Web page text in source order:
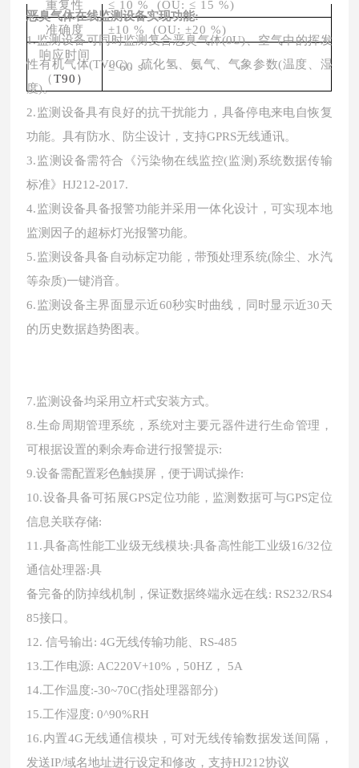
重复性
≤ 10 % (OU: ≤ 15 %)
准确度
±10 % (OU: ±20 %)
响应时间
（T90）
≤ 60 s
恶臭气体在线监测设备实现功能:
1.监测设备可同时监测复合恶臭气体(0U)、空气中的挥发
性有机气体(TV0C)、硫化氢、氨气、气象参数(温度、湿
度)。
2.监测设备具有良好的抗干扰能力，具备停电来电自恢复
功能。具有防水、防尘设计，支持GPRS无线通讯。
3.监测设备需符合《污染物在线监控(监测)系统数据传输
标准》HJ212-2017.
4.监测设备具备报警功能并采用一体化设计，可实现本地
监测因子的超标灯光报警功能。
5.监测设备具备自动标定功能，带预处理系统(除尘、水汽
等杂质)一键消音。
6.监测设备主界面显示近60秒实时曲线，同时显示近30天
的历史数据趋势图表。
7.监测设备均采用立杆式安装方式。
8.生命周期管理系统，系统对主要元器件进行生命管理，
可根据设置的剩余寿命进行报警提示:
9.设备需配置彩色触摸屏，便于调试操作:
10.设备具备可拓展GPS定位功能，监测数据可与GPS定位
信息关联存储:
11.具备高性能工业级无线模块:具备高性能工业级16/32位
通信处理器:具
备完备的防掉线机制，保证数据终端永远在线: RS232/RS4
85接口。
12.信号输出: 4G无线传输功能、RS-485
13.工作电源: AC220V+10%，50HZ， 5A
14.工作温度:-30~70C(指处理器部分)
15.工作湿度: 0^90%RH
16.内置4G无线通信模块，可对无线传输数据发送间隔，
发送IP/域名地址进行设定和修改，支持HJ212协议